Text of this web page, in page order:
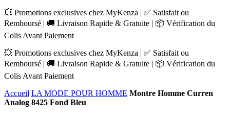
💥 Promotions exclusives chez MyKenza | ✅ Satisfait ou
Remboursé | 🚚 Livraison Rapide & Gratuite | 📦 Vérification du
Colis Avant Paiement
💥 Promotions exclusives chez MyKenza | ✅ Satisfait ou
Remboursé | 🚚 Livraison Rapide & Gratuite | 📦 Vérification du
Colis Avant Paiement
Accueil LA MODE POUR HOMME Montre Homme Curren
Analog 8425 Fond Bleu